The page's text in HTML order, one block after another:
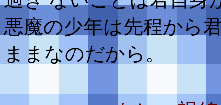
悪魔の少年は先程から
ままなのだから。